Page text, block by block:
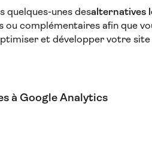
quelques-unes desalternatives
complémentaires afin que
et développer votre site
à Google Analytics